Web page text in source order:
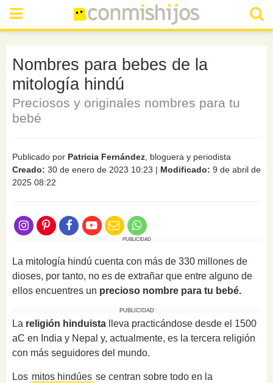
Nombres para bebes de la
mitología hindú
Preciosos y originales nombres para tu
bebé
Publicado por Patricia Fernández , bloguera y periodista
Creado: 30 de enero de 2023 10:23 | Modificado: 9 de abril de
2025 08:22
PUBLICIDAD
La mitología hindú cuenta con más de 330 millones de
dioses, por tanto, no es de extrañar que entre alguno de
ellos encuentres un precioso nombre para tu bebé.
PUBLICIDAD
La religión hinduista lleva practicándose desde el 1500
aC en India y Nepal y, actualmente, es la tercera religión
con más seguidores del mundo.
Los mitos hindúes se centran sobre todo en la